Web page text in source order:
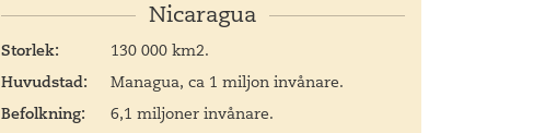
Nicaragua
Storlek:
130 000 km2.
Huvudstad:
Managua, ca 1 miljon invånare.
Befolkning:
6,1 miljoner invånare.